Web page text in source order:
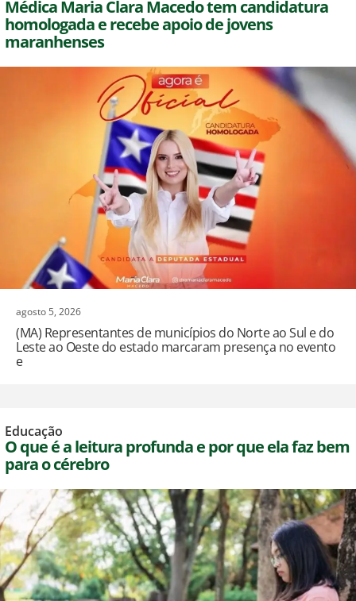
Médica Maria Clara Macedo tem candidatura
homologada e recebe apoio de jovens
maranhenses
agosto 5, 2026
(MA) Representantes de municípios do Norte ao Sul e do
Leste ao Oeste do estado marcaram presença no evento
e
Educação
O que é a leitura profunda e por que ela faz bem
para o cérebro